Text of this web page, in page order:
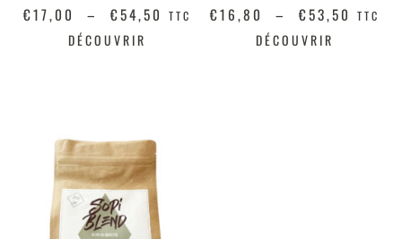
€17,00 – €54,50 TTC
DÉCOUVRIR
€16,80 – €53,50 TTC
DÉCOUVRIR